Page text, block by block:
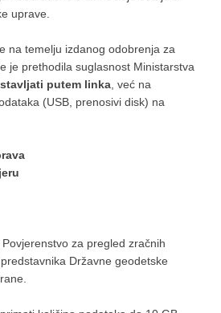
uprave.
na temelju izdanog odobrenja za
je prethodila suglasnost Ministarstva
putem linka , već na
(USB, prenosivi disk) na
za pregled zračnih
Državne geodetske